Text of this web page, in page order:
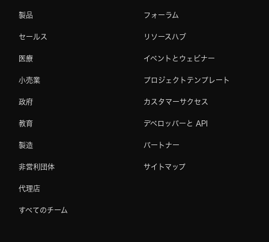
製品
セールス
医療
小売業
政府
教育
製造
非営利団体
代理店
すべてのチーム
フォーラム
リソースハブ
イベントとウェビナー
プロジェクトテンプレート
カスタマーサクセス
デベロッパーと API
パートナー
サイトマップ